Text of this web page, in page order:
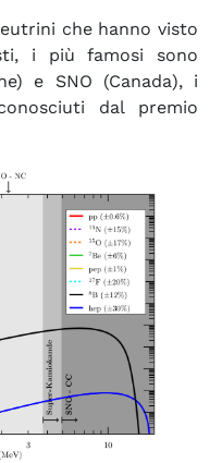
che hanno visto
i più famosi sono
e SNO (Canada), i
dal premio